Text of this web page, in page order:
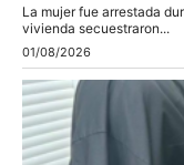
La mujer fue arrestada
vivienda secuestraron...
01/08/2026